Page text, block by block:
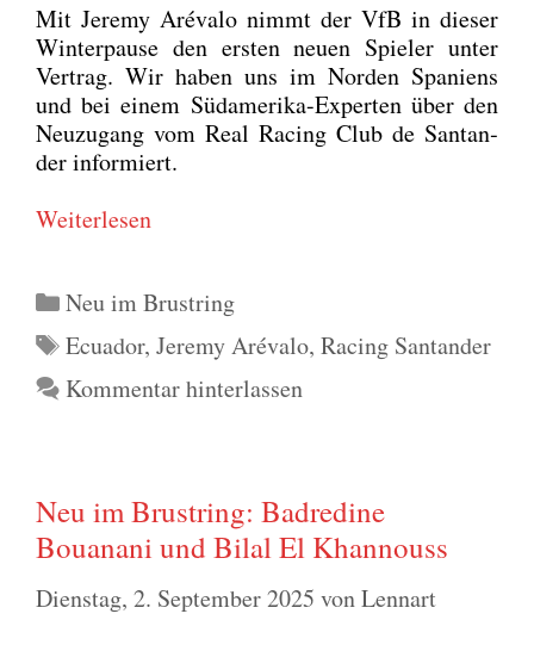
Mit Jere­my Aré­va­lo nimmt der VfB in die­ser
Win­ter­pau­se den ers­ten neu­en Spie­ler unter
Ver­trag. Wir haben uns im Nor­den Spa­ni­ens
und bei einem Süd­ame­ri­ka-Exper­ten über den
Neu­zu­gang vom Real Racing Club de San­tan­
der infor­miert.
Wei­ter­le­sen
Kategorien
Neu im Brustring
Schlagwörter
Ecuador, Jeremy Arévalo, Racing Santander
Kommentar hinterlassen
Neu im Brustring: Badredine
Bouanani und Bilal El Khannouss
Dienstag, 2. September 2025 vonLennart